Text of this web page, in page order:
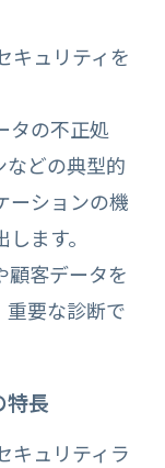
キュリティを
タの不正処
などの典型的
ーションの機
ます。
顧客データを
重要な診断で
特長
キュリティラ